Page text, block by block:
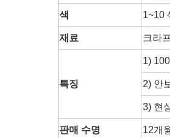
색
1~10
재료 크라
특징
1)
2) 안
3) 현
판매 수명 12개